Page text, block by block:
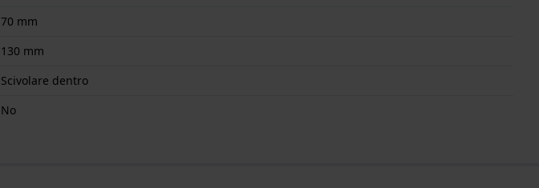
70 mm
130 mm
Scivolare dentro
No